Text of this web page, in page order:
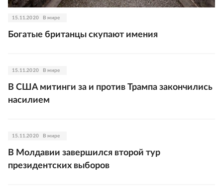
15.11.2020 В мире
Богатые британцы скупают имения
15.11.2020 В мире
В США митинги за и против Трампа закончились
насилием
15.11.2020 В мире
В Молдавии завершился второй тур
президентских выборов